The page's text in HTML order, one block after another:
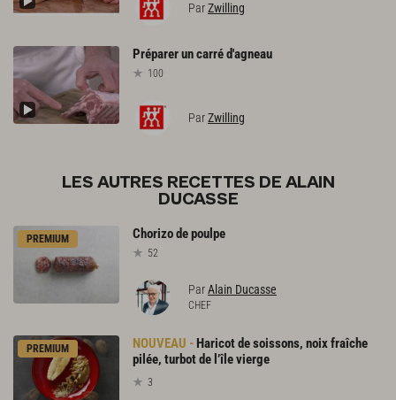
ParZwilling
Prépareruncarréd'agneau
100
ParZwilling
LES AUTRES RECETTES DE ALAIN
DUCASSE
PREMIUM Chorizodepoulpe
52
ParAlain Ducasse
CHEF
PREMIUM
Haricot de soissons, noix fraîche
pilée, turbot de l’île vierge
3